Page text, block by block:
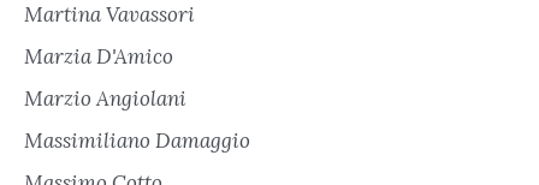
Martina Vavassori
Marzia D'Amico
Marzio Angiolani
Massimiliano Damaggio